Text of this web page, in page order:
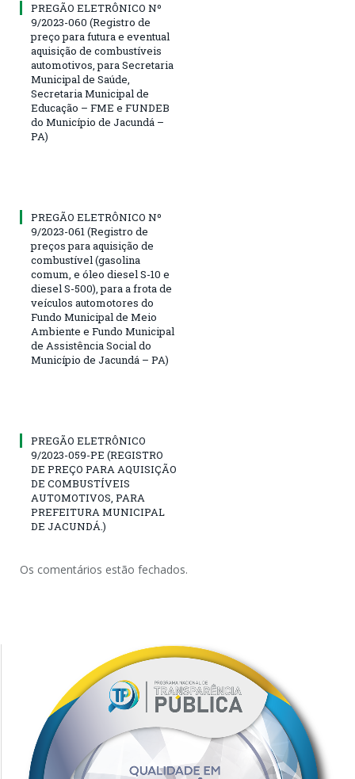
PREGÃO ELETRÔNICO Nº
9/2023-060 (Registro de
preço para futura e eventual
aquisição de combustíveis
automotivos, para Secretaria
Municipal de Saúde,
Secretaria Municipal de
Educação – FME e FUNDEB
do Município de Jacundá –
PA)
PREGÃO ELETRÔNICO Nº
9/2023-061 (Registro de
preços para aquisição de
combustível (gasolina
comum, e óleo diesel S-10 e
diesel S-500), para a frota de
veículos automotores do
Fundo Municipal de Meio
Ambiente e Fundo Municipal
de Assistência Social do
Município de Jacundá – PA)
PREGÃO ELETRÔNICO
9/2023-059-PE (REGISTRO
DE PREÇO PARA AQUISIÇÃO
DE COMBUSTÍVEIS
AUTOMOTIVOS, PARA
PREFEITURA MUNICIPAL
DE JACUNDÁ.)
Os comentários estão fechados.